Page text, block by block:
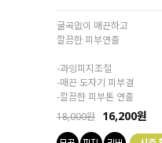
굴곡없이 매끈하고
깔끔한 피부연출
-과잉피지조절
-매끈 도자기 피부결
-깔끔한 피부톤 연출
18,000원 16,200원